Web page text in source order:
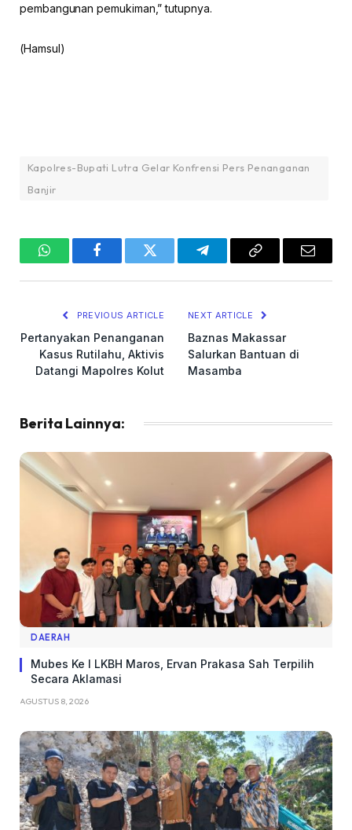
pembangunan pemukiman,” tutupnya.
(Hamsul)
Kapolres-Bupati Lutra Gelar Konfrensi Pers Penanganan
Banjir
WhatsAppFacebookTwitter TelegramCopy
Email
PREVIOUS ARTICLE
Pertanyakan Penanganan
Kasus Rutilahu, Aktivis
Datangi Mapolres Kolut
NEXT ARTICLE
Baznas Makassar
Salurkan Bantuan di
Masamba
Berita Lainnya:
DAERAH
Mubes Ke I LKBH Maros, Ervan Prakasa Sah Terpilih
Secara Aklamasi
AGUSTUS 8, 2026